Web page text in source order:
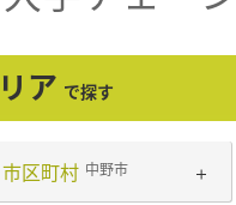
ア で探す
市区町村 中野市